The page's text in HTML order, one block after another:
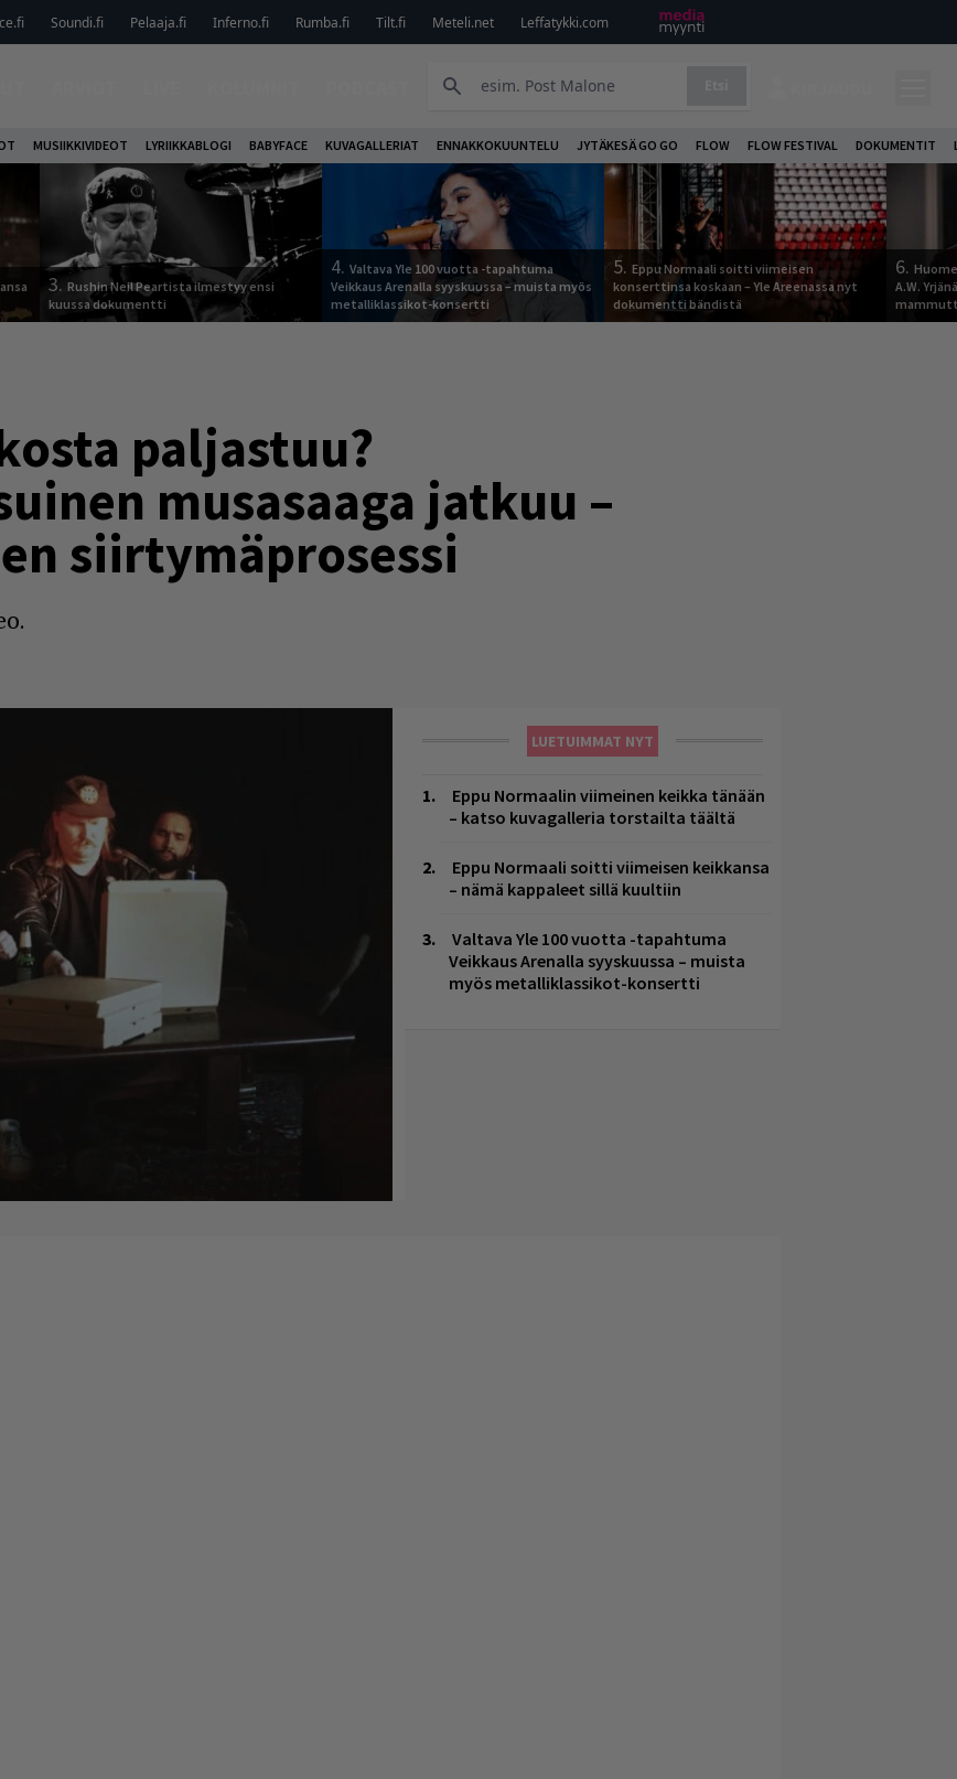
Soundi.fi Pelaaja.fi Inferno.fi Rumba.fi Tilt.fi Meteli.net Leffatykki.com
MUSIIKKIVIDEOT LYRIIKKABLOGI BABYFACE KUVAGALLERIAT ENNAKKOKUUNTELU JYTÄKESÄ GO GO FLOW FLOW FESTIVAL DOKUMENTIT
3. Rushin Neil Peartista ilmestyy ensi
kuussa dokumentti
4. Valtava Yle 100 vuotta -tapahtuma
Veikkaus Arenalla syyskuussa – muista myös
metalliklassikot-konsertti
5. Eppu Normaali soitti viimeisen
konserttinsa koskaan – Yle Areenassa nyt
dokumentti bändistä
6.
A.W.
paljastuu?
musasaaga jatkuu –
siirtymäprosessi
LUETUIMMAT NYT
Eppu Normaalin viimeinen keikka tänään
– katso kuvagalleria torstailta täältä
Eppu Normaali soitti viimeisen keikkansa
– nämä kappaleet sillä kuultiin
Valtava Yle 100 vuotta -tapahtuma
Veikkaus Arenalla syyskuussa – muista
myös metalliklassikot-konsertti